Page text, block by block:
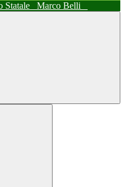
Statale Marco Belli